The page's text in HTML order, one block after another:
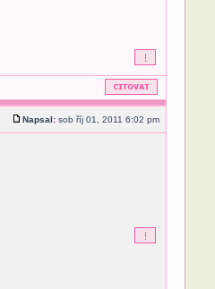
Napsal:sob říj 01, 2011 6:02 pm